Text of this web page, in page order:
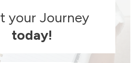
your Journey
today!